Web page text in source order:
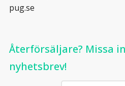
pug.se
Återförsäljare? Missa
nyhetsbrev!